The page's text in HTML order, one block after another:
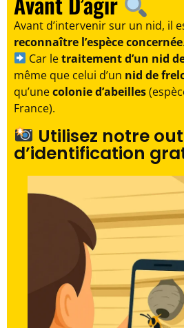
Avant d’intervenir sur un nid, il
reconnaître l’espèce concernée
Car letraitement d’un nid
même que celui d’un nid de
qu’unecolonie d’abeilles
France).
Utilisez notre
d’identification